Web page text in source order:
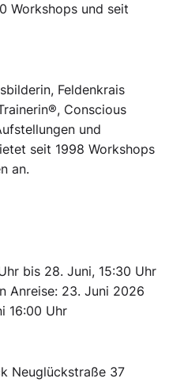
Workshops und seit
Feldenkrais
Conscious
und
seit 1998 Workshops
an.
bis 28. Juni, 15:30 Uhr
Anreise: 23. Juni 2026
16:00 Uhr
Neuglückstraße 37